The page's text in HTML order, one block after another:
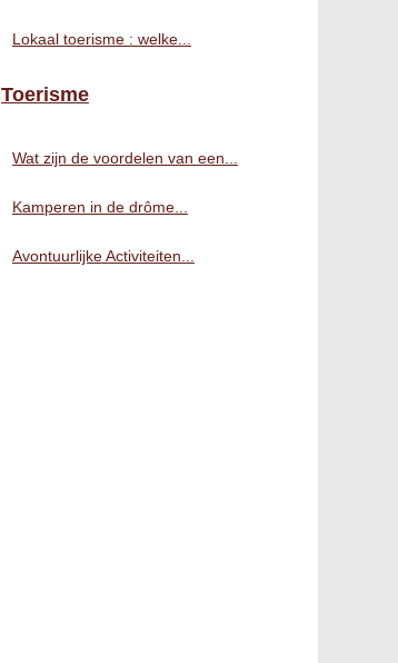
Lokaal toerisme : welke...
Toerisme
Wat zijn de voordelen van een...
Kamperen in de drôme...
Avontuurlijke Activiteiten...